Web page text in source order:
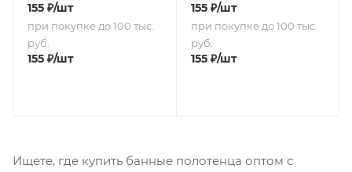
155 ₽/шт
при покупке до 100 тыс.
руб.
155 ₽/шт
155₽/шт
при покупке до 100 тыс.
руб.
155₽/шт
Ищете, где купить банные полотенца оптом с